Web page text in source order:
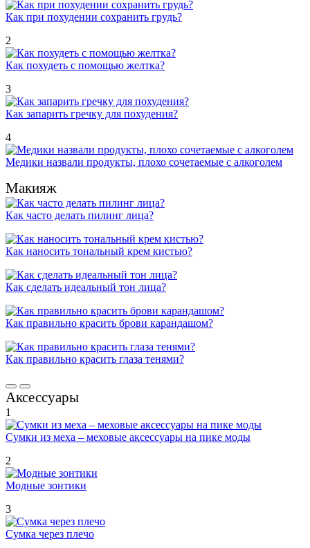
Как при похудении сохранить грудь?
2
Как похудеть с помощью желтка?
3
Как запарить гречку для похудения?
4
Медики назвали продукты, плохо сочетаемые с алкоголем
Макияж
Как часто делать пилинг лица?
Как наносить тональный крем кистью?
Как сделать идеальный тон лица?
Как правильно красить брови карандашом?
Как правильно красить глаза тенями?
Аксессуары
1
Сумки из меха – меховые аксессуары на пике моды
2
Модные зонтики
3
Сумка через плечо